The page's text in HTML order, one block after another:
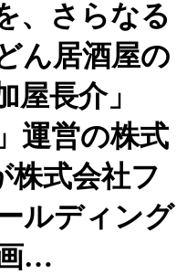
、さらなる
ん居酒屋の
屋長介」
運営の株式
株式会社フ
ルディング
…